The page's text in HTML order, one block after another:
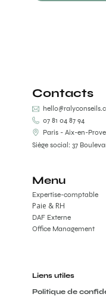
Contacts
07 81 04 87 94
Paris - Aix-en-
Siège social: 37
Menu
Expertise-comptable
DAF Externe
Office Management
Paie & RH
Liens utiles
Politique de